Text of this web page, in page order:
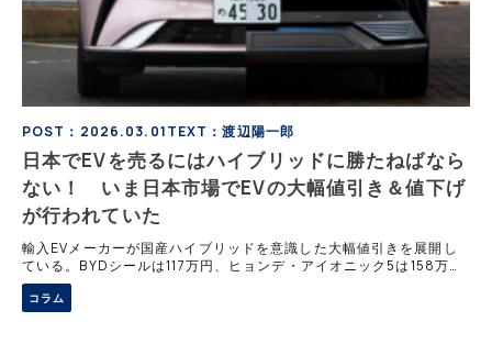
POST：2026.03.01TEXT：渡辺陽一郎
日本でEVを売るにはハイブリッドに勝たねばなら
ない！ いま日本市場でEVの大幅値引き＆値下げ
が行われていた
輸入EVメーカーが国産ハイブリッドを意識した大幅値引きを展開し
ている。BYDシールは117万円、ヒョンデ・アイオニック5は158万円
引きで実質価格がヤリスクロスやプリウスを下まわる。テスラ・モデ
ル3も60万円引き＋補助金で同等の競争力を発揮する。
コラム